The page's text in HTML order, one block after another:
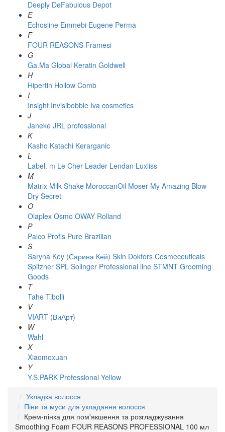
Deeply DeFabulous Depot
E
Echosline Emmebi Eugene Perma
F
FOUR REASONS Framesi
G
Ga.Ma Global Keratin Goldwell
H
Hipertin Hollow Comb
I
Insight Invisibobble Iva cosmetics
J
Janeke JRL professional
K
Kasho Katachi Kerarganic
L
Label. m Le Cher Leader Lendan Luxliss
M
Matrix Milk Shake MoroccanOil Moser My Amazing Blow
Dry Secret
O
Olaplex Osmo OWAY Rolland
P
Palco Profis Pure Brazilian
S
Saryna Key (Сарина Кей) Skin Doktors Cosmeceuticals
Spitzner SPL Solinger Professional line STMNT Grooming
Goods
T
Tahe Tibolli
V
VIART (ВиАрт)
W
Wahl
X
Xiaomoxuan
Y
Y.S.PARK Professional Yellow
Укладка волосся
Піни та муси для укладання волосся
Крем-пінка для пом'якшення та розгладжування
Smoothing Foam FOUR REASONS PROFESSIONAL 100 мл